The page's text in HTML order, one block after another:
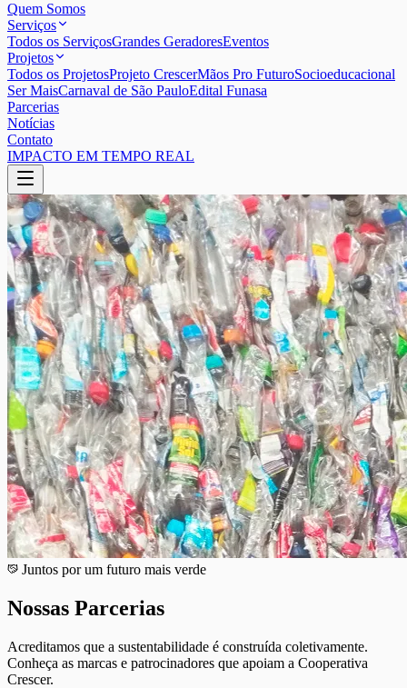
Quem Somos
Serviços
Todos os ServiçosGrandes GeradoresEventos
Projetos
Todos os ProjetosProjeto CrescerMãos Pro FuturoSocioeducacional
Ser MaisCarnaval de São PauloEdital Funasa
Parcerias
Notícias
Contato
IMPACTO EM TEMPO REAL
Juntos por um futuro mais verde
Nossas Parcerias
Acreditamos que a sustentabilidade é construída coletivamente.
Conheça as marcas e patrocinadores que apoiam a Cooperativa
Crescer.